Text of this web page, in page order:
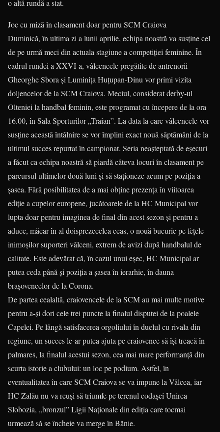
o altă rundă a stat.
Joc cu miză în clasament doar pentru SCM Craiova
Duminică, în ultima zi a lunii aprilie, echipa noastră va susține cel
de pe urmă meci din actuala stagiune a competiției feminine. În
cadrul rundei a XXVI-a, vâlcencele pregătite de antrenorii
Gheorghe Sbora și Luminița Huțupan-Dinu vor primi vizita
doljencelor de la SCM Craiova. Meciul, considerat derby-ul
Olteniei la handbal feminin, este programat cu începere de la ora
16.00, în Sala Sporturilor „Traian”. La data la care vâlcencele vor
susține această întâlnire se vor împlini exact nouă săptămâni de la
ultimul succes repurtat în campionat. Seria neașteptată de eșecuri
a făcut ca echipa noastră să piardă câteva locuri în clasament pe
parcursul ultimelor două luni și să staționeze acum pe poziția a
șasea. Fără posibilitatea de a mai obține prezența în viitoarea
ediție a cupelor europene, jucătoarele de la HC Municipal vor
lupta doar pentru imaginea de final din acest sezon și pentru a
aduce, măcar în al doisprezecelea ceas, o nouă bucurie pe fețele
inimoșilor suporteri vâlceni, extrem de avizi după handbalul de
calitate. Este adevărat că, în cazul unui eșec, HC Municipal ar
putea ceda până și poziția a șasea în ierarhie, în dauna
brașovencelor de la Corona.
De partea cealaltă, craiovencele de la SCM au mai multe motive
pentru a-și dori cele trei puncte la finalul disputei de la poalele
Capelei. Pe lângă satisfacerea orgoliului în duelul cu rivala din
regiune, un succes le-ar putea ajuta pe craiovence să își treacă în
palmares, la finalul acestui sezon, cea mai mare performanță din
scurta istorie a clubului: un loc pe podium. Astfel, în
eventualitatea în care SCM Craiova se va impune la Vâlcea, iar
HC Zalău nu va reuși să triumfe pe terenul codașei Unirea
Slobozia, „bronzul” Ligii Naționale din ediția care tocmai
urmează să se încheie va merge în Bănie.